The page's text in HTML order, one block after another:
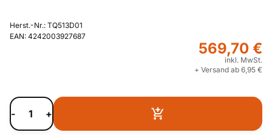
Herst.-Nr.: TQ513D01
EAN: 4242003927687
569,70 €
inkl. MwSt.
+ Versand ab 6,95 €
- +